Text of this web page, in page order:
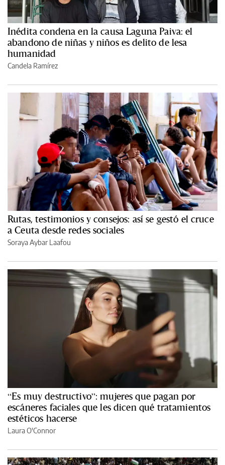
Inédita condena en la causa Laguna Paiva: el
abandono de niñas y niños es delito de lesa
humanidad
Candela Ramírez
Rutas, testimonios y consejos: así se gestó el cruce
a Ceuta desde redes sociales
Soraya Aybar Laafou
“Es muy destructivo”: mujeres que pagan por
escáneres faciales que les dicen qué tratamientos
estéticos hacerse
Laura O'Connor